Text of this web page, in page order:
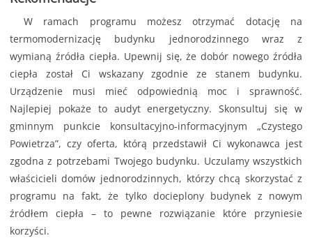
W ramach programu możesz otrzymać dotację na
termomodernizację budynku jednorodzinnego wraz z
wymianą źródła ciepła. Upewnij się, że dobór nowego źródła
ciepła został Ci wskazany zgodnie ze stanem budynku.
Urządzenie musi mieć odpowiednią moc i sprawność.
Najlepiej pokaże to audyt energetyczny. Skonsultuj się w
gminnym punkcie konsultacyjno-informacyjnym „Czystego
Powietrza”, czy oferta, którą przedstawił Ci wykonawca jest
zgodna z potrzebami Twojego budynku. Uczulamy wszystkich
właścicieli domów jednorodzinnych, którzy chcą skorzystać z
programu na fakt, że tylko docieplony budynek z nowym
źródłem ciepła – to pewne rozwiązanie które przyniesie
korzyści.